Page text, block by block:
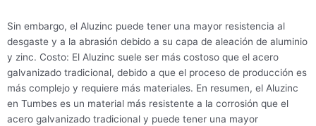
Sin embargo, el Aluzinc puede tener una mayor resistencia al
desgaste y a la abrasión debido a su capa de aleación de aluminio
y zinc. Costo: El Aluzinc suele ser más costoso que el acero
galvanizado tradicional, debido a que el proceso de producción es
más complejo y requiere más materiales. En resumen, el Aluzinc
en Tumbes es un material más resistente a la corrosión que el
acero galvanizado tradicional y puede tener una mayor